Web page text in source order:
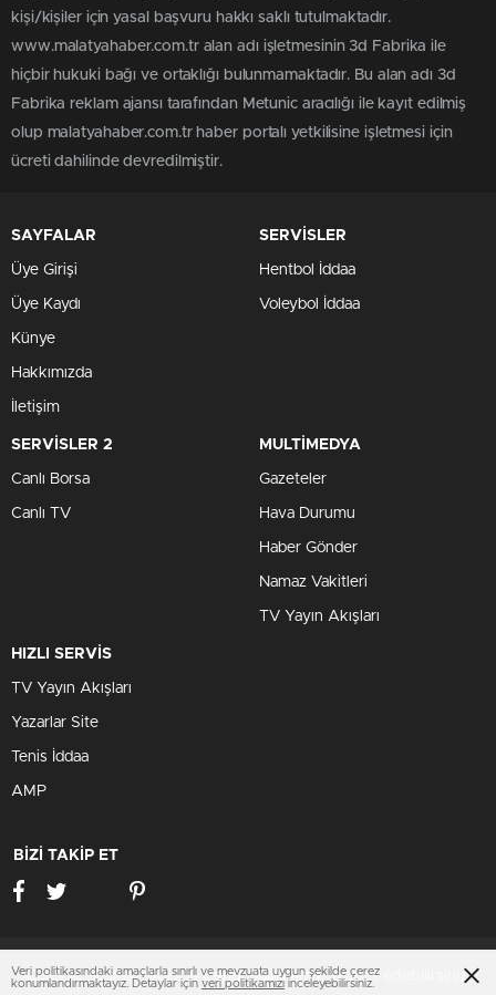
kişi/kişiler için yasal başvuru hakkı saklı tutulmaktadır.
www.malatyahaber.com.tr alan adı işletmesinin 3d Fabrika ile
hiçbir hukuki bağı ve ortaklığı bulunmamaktadır. Bu alan adı 3d
Fabrika reklam ajansı tarafından Metunic aracılığı ile kayıt edilmiş
olup malatyahaber.com.tr haber portalı yetkilisine işletmesi için
ücreti dahilinde devredilmiştir.
SAYFALAR
Üye Girişi
Üye Kaydı
Künye
Hakkımızda
İletişim
SERVİSLER
Hentbol İddaa
Voleybol İddaa
SERVİSLER 2
Canlı Borsa
Canlı TV
MULTİMEDYA
Gazeteler
Hava Durumu
Haber Gönder
Namaz Vakitleri
TV Yayın Akışları
HIZLI SERVİS
TV Yayın Akışları
Yazarlar Site
Tenis İddaa
AMP
BİZİ TAKİP ET
Çerezler ile ilgili bilgi içinÇerez Politikamızıziyaret edebilirsiniz.
Veri politikasındaki amaçlarla sınırlı ve mevzuata uygun şekilde çerez
konumlandırmaktayız. Detaylar için veri politikamızı inceleyebilirsiniz.